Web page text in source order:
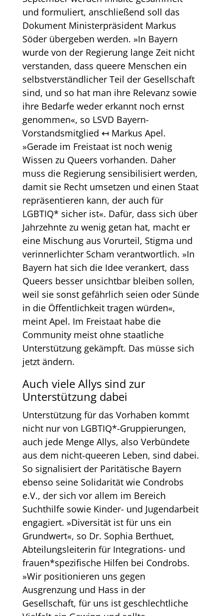
und formuliert, anschließend soll das
Dokument Ministerpräsident Markus
Söder übergeben werden. »In Bayern
wurde von der Regierung lange Zeit nicht
verstanden, dass queere Menschen ein
selbstverständlicher Teil der Gesellschaft
sind, und so hat man ihre Relevanz sowie
ihre Bedarfe weder erkannt noch ernst
genommen«, so LSVD Bayern-
Vorstandsmitglied ↤ Markus Apel.
»Gerade im Freistaat ist noch wenig
Wissen zu Queers vorhanden. Daher
muss die Regierung sensibilisiert werden,
damit sie Recht umsetzen und einen Staat
repräsentieren kann, der auch für
LGBTIQ* sicher ist«. Dafür, dass sich über
Jahrzehnte zu wenig getan hat, macht er
eine Mischung aus Vorurteil, Stigma und
verinnerlichter Scham verantwortlich. »In
Bayern hat sich die Idee verankert, dass
Queers besser unsichtbar bleiben sollen,
weil sie sonst gefährlich seien oder Sünde
in die Öffentlichkeit tragen würden«,
meint Apel. Im Freistaat habe die
Community meist ohne staatliche
Unterstützung gekämpft. Das müsse sich
jetzt ändern.
Auch viele Allys sind zur
Unterstützung dabei
Unterstützung für das Vorhaben kommt
nicht nur von LGBTIQ*-Gruppierungen,
auch jede Menge Allys, also Verbündete
aus dem nicht-queeren Leben, sind dabei.
So signalisiert der Paritätische Bayern
ebenso seine Solidarität wie Condrobs
e.V., der sich vor allem im Bereich
Suchthilfe sowie Kinder- und Jugendarbeit
engagiert. »Diversität ist für uns ein
Grundwert«, so Dr. Sophia Berthuet,
Abteilungsleiterin für Integrations- und
frauen*spezifische Hilfen bei Condrobs.
»Wir positionieren uns gegen
Ausgrenzung und Hass in der
Gesellschaft, für uns ist geschlechtliche